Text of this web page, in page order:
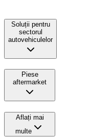
Soluții pentru
sectorul
autovehiculelor
Piese
aftermarket
Aflați mai
multe